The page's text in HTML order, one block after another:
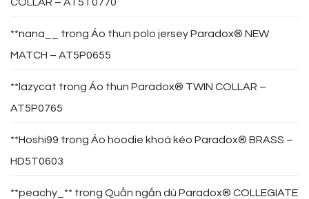
**nana__ trong Áo thun polo jersey Paradox® NEW
MATCH – AT5P0655
**lazycat trong Áo thun Paradox® TWIN COLLAR –
AT5P0765
**Hoshi99 trong Áo hoodie khoá kéo Paradox® BRASS –
HD5T0603
**peachy_** trong Quần ngắn dù Paradox® COLLEGIATE